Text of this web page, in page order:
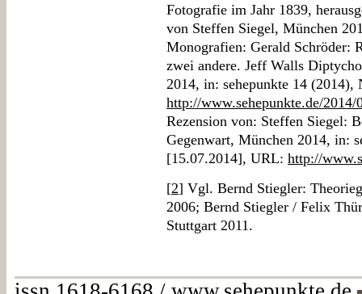
Fotografie im Jahr 1839,
von Steffen Siegel, München
Monografien: Gerald Schröder:
zwei andere. Jeff Walls
2014, in: sehepunkte 14
http://www.sehepunkte.de/2014/
Rezension von: Steffen Siegel:
Gegenwart, München 2014, in:
[15.07.2014], URL: http://
[2] Vgl. Bernd Stiegler:
2006; Bernd Stiegler / Felix
Stuttgart 2011.